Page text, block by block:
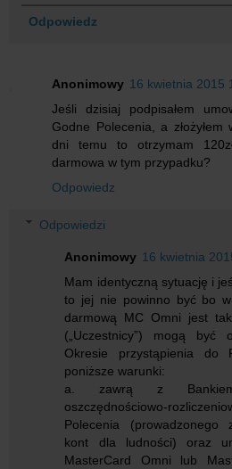
Odpowiedz
Anonimowy 16 kwietnia 2015
Jeśli dzisiaj podpisałem
Godne Polecenia, a
dni temu to otrzymam
darmowa w tym przypadku?
Odpowiedz
Odpowiedzi
Anonimowy 16 kwietnia
Mam identyczną sytuację i
to jej nie powinno być bo
darmową MC Omni jest
(„Uczestnicy”) mogą być
Okresie przystąpienia do
poniższe warunki:
a. zawrą z
oszczędnościowo-
Polecenia (prowadzonego
kont dla ludności) oraz
MasterCard Omni lub